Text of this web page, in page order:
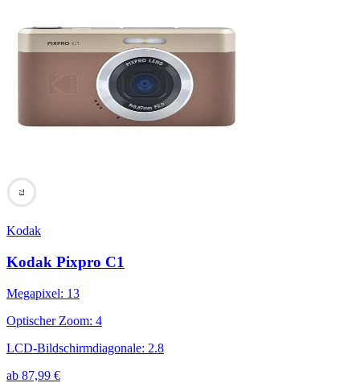
73
Kodak
Kodak Pixpro C1
Megapixel: 13
Optischer Zoom: 4
LCD-Bildschirmdiagonale: 2.8
ab 87,99 €